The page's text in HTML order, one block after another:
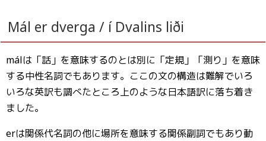
Mál er dverga / í Dvalins liði
málは「話」を意味するのとは別に「定規」「測り」を意味
する中性名詞でもあります。ここの文の構造は難解でいろ
いろな英訳も調べたところ上のような日本語訳に落ち着き
ました。
erは関係代名詞の他に場所を意味する関係副詞でもあり動